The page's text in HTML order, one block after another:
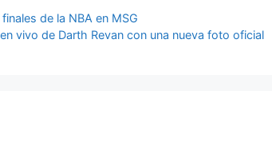
de la NBA en MSG
vivo de Darth Revan con una nueva foto oficial